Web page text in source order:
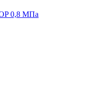
0,8 МПа